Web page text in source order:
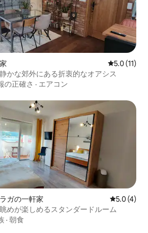
レビュー11
5.0 (11)
かな郊外にある折衷的なオアシス
の正確さ · エアコン
ガの一軒家 レビュー4
5.0 (4)
めが楽しめるスタンダードルーム
· 朝食